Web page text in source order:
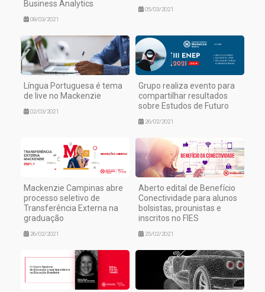
Business Analytics
08/03/2021
05/03/2021
Língua Portuguesa é tema
de live no Mackenzie
02/03/2021
Grupo realiza evento para
compartilhar resultados
sobre Estudos de Futuro
26/02/2021
Mackenzie Campinas abre
processo seletivo de
Transferência Externa na
graduação
26/02/2021
Aberto edital de Benefício
Conectividade para alunos
bolsistas, prounistas e
inscritos no FIES
25/02/2021